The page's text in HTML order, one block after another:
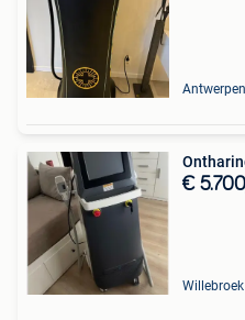
Antwerpen
€
Willebroek